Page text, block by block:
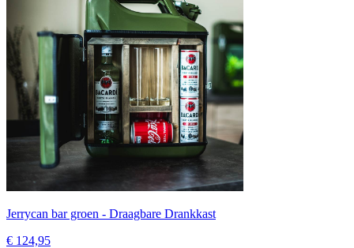
Jerrycan bar groen - Draagbare Drankkast
€ 124,95